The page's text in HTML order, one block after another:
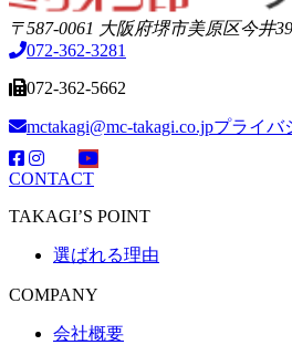
〒587-0061 大阪府堺市美原区今井
072-362-3281
072-362-5662
mctakagi@mc-takagi.co.jpプライバ
CONTACT
TAKAGI’S POINT
選ばれる理由
COMPANY
会社概要